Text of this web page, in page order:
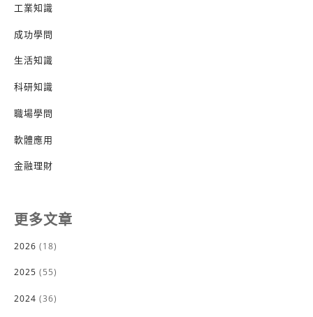
工業知識
成功學問
生活知識
科研知識
職場學問
軟體應用
金融理財
更多文章
2026 (18)
2025 (55)
2024 (36)